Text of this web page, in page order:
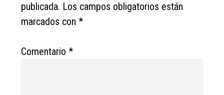
publicada. Los campos obligatorios están
marcados con*
Comentario*